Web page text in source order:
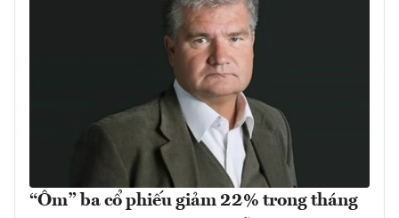
“Ôm” ba cổ phiếu giảm 22% trong tháng